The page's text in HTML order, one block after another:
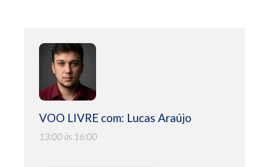
VOO LIVRE com: Lucas Araújo
13:00 às 16:00